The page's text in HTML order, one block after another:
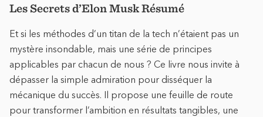
Les Secrets d’Elon Musk Résumé
Et si les méthodes d’un titan de la tech n’étaient pas un
mystère insondable, mais une série de principes
applicables par chacun de nous ? Ce livre nous invite à
dépasser la simple admiration pour disséquer la
mécanique du succès. Il propose une feuille de route
pour transformer l’ambition en résultats tangibles, une